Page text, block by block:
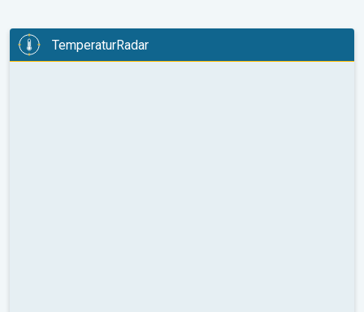
TemperaturRadar